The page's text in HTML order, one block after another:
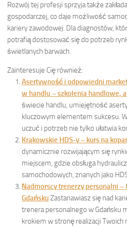
Rozwój tej profesji sprzyja także
gospodarczej, co daje możliwość
kariery zawodowej. Dla diagnostów,
potrafią dostosować się do potrzeb
świetlanych barwach.
Zainteresuje Cię również:
Asertywność i odpowiedni
w handlu – szkolenia handlowe,
świecie handlu, umiejętność
kluczowym elementem sukcesu.
uczuć i potrzeb nie tylko ułatwia
Krakowskie HDS-y – kurs na
dynamicznie rozwijającym się
miejscem, gdzie obsługa
samochodowych, znanych jako
Nadmorscy trenerzy personalni –
GdańskuZastanawiasz się nad
trenera personalnego w Gdańsku
krokiem w stronę realizacji Twoich